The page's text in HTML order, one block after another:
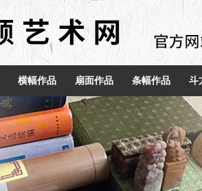
横幅作品 扇面作品 条幅作品 斗